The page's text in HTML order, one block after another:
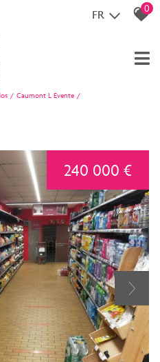
FR 0
Caumont L Evente
240 000 €